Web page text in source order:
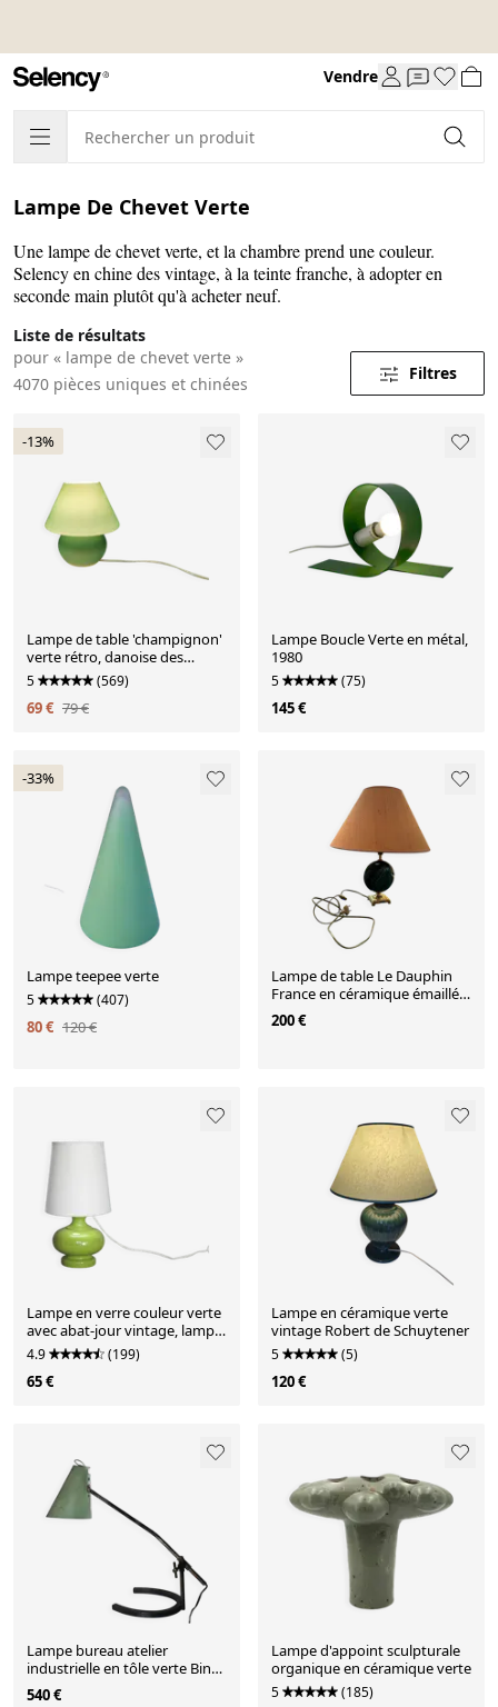
Vendre
Lampe De Chevet Verte
Une lampe de chevet verte, et la chambre prend une couleur.
Selency en chine des vintage, à la teinte franche, à adopter en
seconde main plutôt qu'à acheter neuf.
Liste de résultats
pour « lampe de chevet verte »
4070 pièces uniques et chinées
Filtres
-13%
Lampe de table 'champignon'
verte rétro, danoise des
années 1980-90.
5 (569)
69 € 79 €
Lampe Boucle Verte en métal,
1980
5 (75)
145 €
-33%
Lampe teepee verte
5 (407)
80 € 120 €
Lampe de table Le Dauphin
France en céramique émaillée
verte – années
200 €
Lampe en verre couleur verte
avec abat-jour vintage, lampe
à poser, lampe d
4.9 (199)
65 €
Lampe en céramique verte
vintage Robert de Schuytener
5 (5)
120 €
Lampe bureau atelier
industrielle en tôle verte Biny
Jumo Disderot 1950
540 €
Lampe d'appoint sculpturale
organique en céramique verte
5 (185)